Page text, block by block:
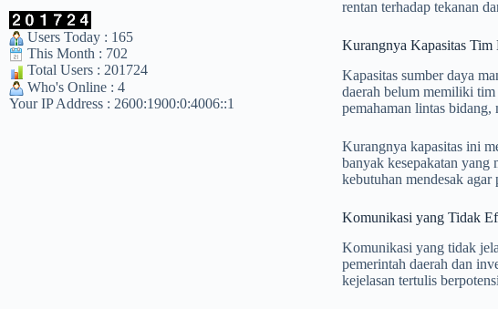
rentan terhadap tekanan
Kurangnya Kapasitas Tim
Kapasitas sumber daya
daerah belum memiliki tim
pemahaman lintas
Kurangnya kapasitas ini
banyak kesepakatan yang
kebutuhan mendesak agar
Komunikasi yang Tidak
Komunikasi yang tidak
pemerintah daerah dan
kejelasan tertulis
Users Today : 165
This Month : 702
Total Users : 201724
Who's Online : 4
Your IP Address : 2600:1900:0:4006::1